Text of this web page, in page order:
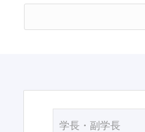
学長・副学長